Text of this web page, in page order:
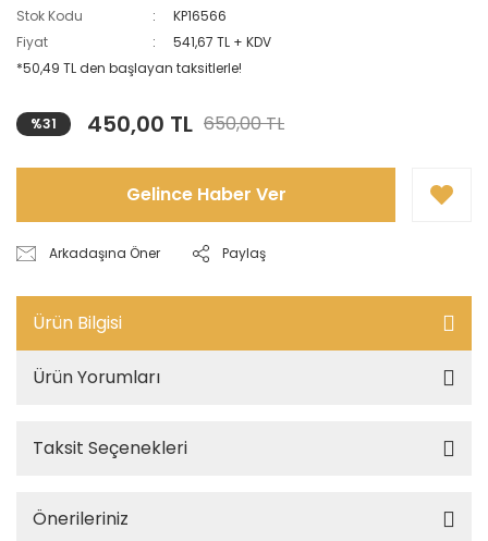
Stok Kodu
KP16566
Fiyat
541,67 TL + KDV
*50,49 TL den başlayan taksitlerle!
%31 450,00 TL 650,00 TL
Gelince Haber Ver
Arkadaşına Öner Paylaş
Ürün Bilgisi
Ürün Yorumları
Taksit Seçenekleri
Önerileriniz